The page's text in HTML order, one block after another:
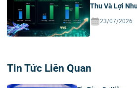
Thu Và Lợi
23/07/2026
Tin Tức Liên Quan